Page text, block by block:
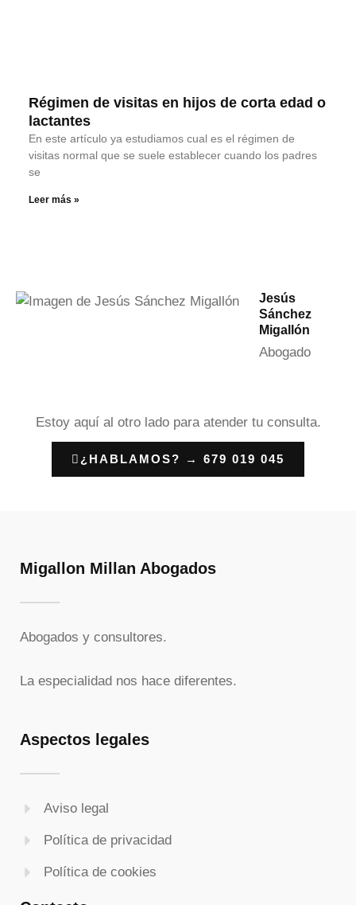
Régimen de visitas en hijos de corta edad o
lactantes
En este artículo ya estudiamos cual es el régimen de
visitas normal que se suele establecer cuando los padres
se
Leer más »
Jesús
Sánchez
Migallón
Abogado
Estoy aquí al otro lado para atender tu consulta.
¿HABLAMOS? → 679 019 045
Migallon Millan Abogados
Abogados y consultores.
La especialidad nos hace diferentes.
Aspectos legales
Aviso legal
Política de privacidad
Política de cookies